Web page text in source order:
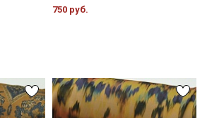
750 руб.